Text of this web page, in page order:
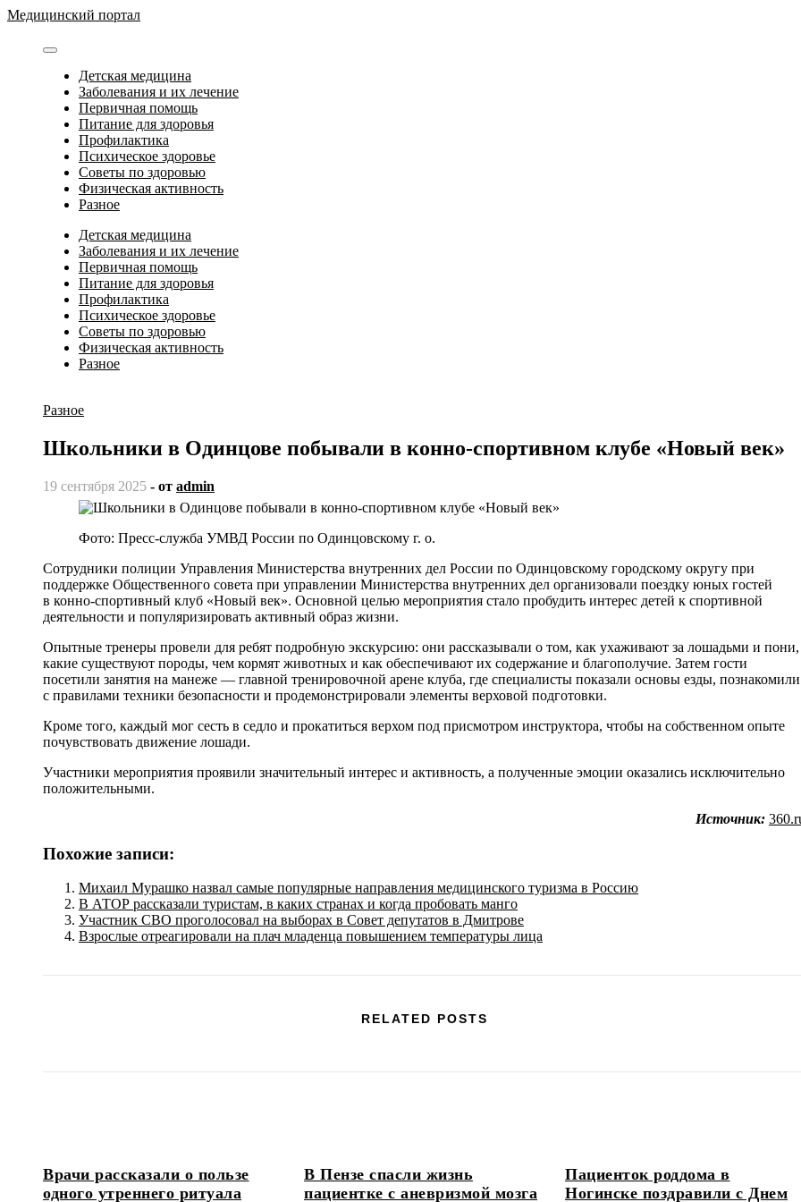
Перейти
содержимому
Медицинский портал
Детская медицина
Заболевания и их лечение
Первичная помощь
Питание для здоровья
Профилактика
Психическое здоровье
Советы по здоровью
Физическая активность
Разное
Детская медицина
Заболевания и их лечение
Первичная помощь
Питание для здоровья
Профилактика
Психическое здоровье
Советы по здоровью
Физическая активность
Разное
Разное
Школьники в Одинцове побывали в конно-спортивном клубе «Новый век»
19 сентября 2025 - от admin
Фото: Пресс-служба УМВД России по Одинцовскому г. о.
Сотрудники полиции Управления Министерства внутренних дел России по Одинцовскому городскому округу при
поддержке Общественного совета при управлении Министерства внутренних дел организовали поездку юных гостей
в конно-спортивный клуб «Новый век». Основной целью мероприятия стало пробудить интерес детей к спортивной
деятельности и популяризировать активный образ жизни.
Опытные тренеры провели для ребят подробную экскурсию: они рассказывали о том, как ухаживают за лошадьми и пони,
какие существуют породы, чем кормят животных и как обеспечивают их содержание и благополучие. Затем гости
посетили занятия на манеже — главной тренировочной арене клуба, где специалисты показали основы езды, познакомили
с правилами техники безопасности и продемонстрировали элементы верховой подготовки.
Кроме того, каждый мог сесть в седло и прокатиться верхом под присмотром инструктора, чтобы на собственном опыте
почувствовать движение лошади.
Участники мероприятия проявили значительный интерес и активность, а полученные эмоции оказались исключительно
положительными.
Источник:
Похожие записи:
Михаил Мурашко назвал самые популярные направления медицинского туризма в Россию
В АТОР рассказали туристам, в каких странах и когда пробовать манго
Участник СВО проголосовал на выборах в Совет депутатов в Дмитрове
Взрослые отреагировали на плач младенца повышением температуры лица
RELATED POSTS
Врачи рассказали о пользе
одного утреннего ритуала
В Пензе спасли жизнь
пациентке с аневризмой мозга
Пациенток роддома в
Ногинске поздравили с Днем